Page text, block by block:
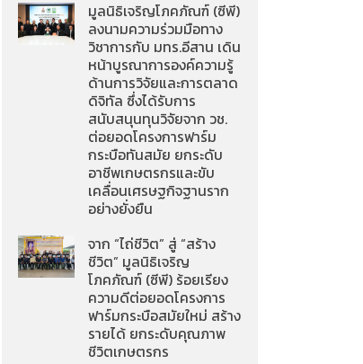
มูลนิธิเจริญโภคภัณฑ์ (ซีพี)
ลงนามความร่วมมือทาง
วิชาการกับ มทร.อีสาน เดิน
หน้าบูรณาการองค์ความรู้
ด้านการวิจัยและการตลาด
ดิจิทัล ซึ่งได้รับการ
สนับสนุนทุนวิจัยจาก วช.
ต่อยอดโครงการฟาร์ม
กระบือทันสมัย ยกระดับ
อาชีพเกษตรกรและขับ
เคลื่อนเศรษฐกิจฐานราก
อย่างยั่งยืน
จาก “ไถ่ชีวิต” สู่ “สร้าง
ชีวิต” มูลนิธิเจริญ
โภคภัณฑ์ (ซีพี) ร้อยเรียง
ความดีต่อยอดโครงการ
ฟาร์มกระบือสมัยใหม่ สร้าง
รายได้ ยกระดับคุณภาพ
ชีวิตเกษตรกร